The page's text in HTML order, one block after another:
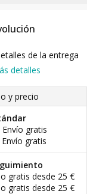
de la entrega
detalles
y precio
Envío gratis
Envío gratis
gratis desde 25 €
gratis desde 25 €